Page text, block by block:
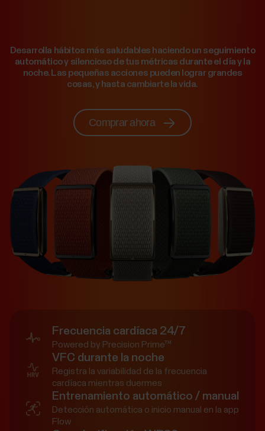
Desarrolla hábitos más saludables haciendo un seguimiento
automático y silencioso de tus métricas durante el día y la
noche. Las pequeñas acciones pueden lograr grandes
cosas, y hasta cambiarte la vida.
Comprar ahora
Frecuencia cardíaca 24/7
Powered by Precision Prime™
VFC durante la noche
Registra la variabilidad de la frecuencia
cardíaca mientras duermes
Entrenamiento automático / manual
Detección automática o inicio manual en la app
Flow